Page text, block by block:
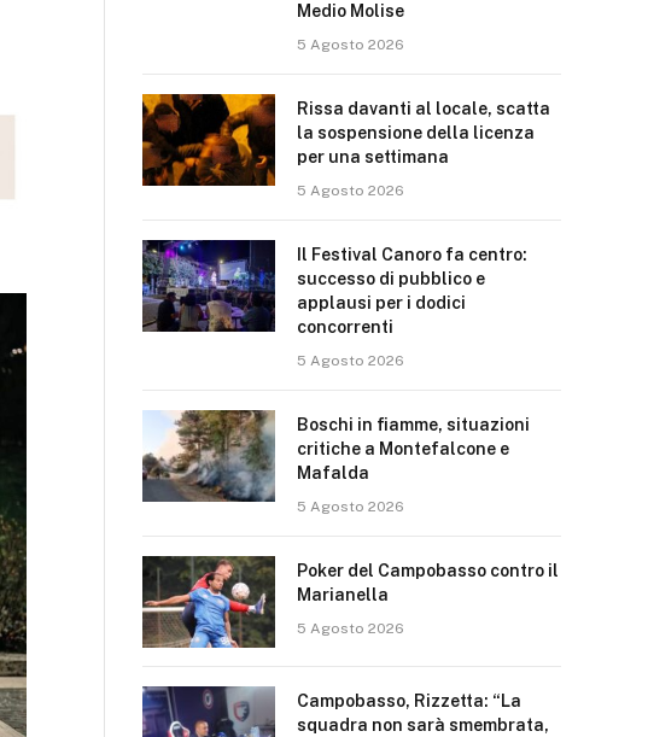
Medio Molise
5 Agosto 2026
Rissa davanti al locale, scatta
la sospensione della licenza
per una settimana
5 Agosto 2026
Il Festival Canoro fa centro:
successo di pubblico e
applausi per i dodici
concorrenti
5 Agosto 2026
Boschi in fiamme, situazioni
critiche a Montefalcone e
Mafalda
5 Agosto 2026
Poker del Campobasso contro il
Marianella
5 Agosto 2026
Campobasso, Rizzetta: “La
squadra non sarà smembrata,